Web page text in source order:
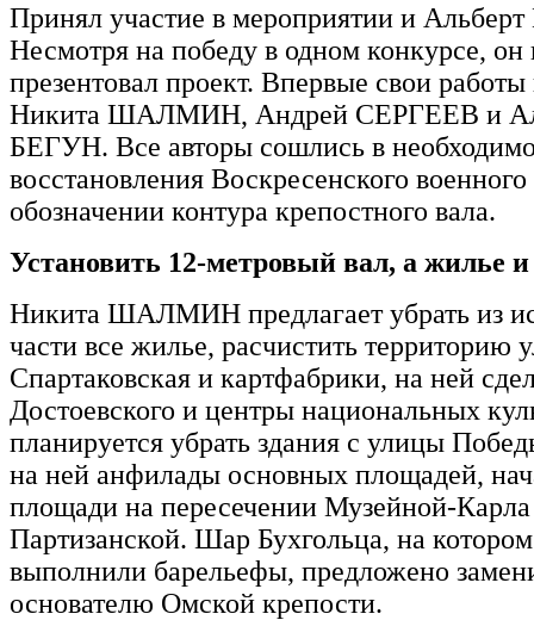
Принял участие в мероприятии и
Несмотря на победу в одном конкурсе, он
презентовал проект. Впервые свои работы
Никита ШАЛМИН, Андрей СЕРГЕЕВ и
БЕГУН. Все авторы сошлись в
восстановления Воскресенского
обозначении контура крепостного вала.
Установить 12-метровый вал, а жилье
Никита ШАЛМИН предлагает убрать из
части все жилье, расчистить территорию
Спартаковская и картфабрики, на ней
Достоевского и центры национальных
планируется убрать здания с улицы
на ней анфилады основных площадей,
площади на пересечении Музейной-
Партизанской. Шар Бухгольца, на
выполнили барельефы, предложено
основателю Омской крепости.